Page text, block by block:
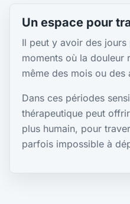
Un espace pour
Il peut y avoir des
moments où la douleur
même des mois ou des
Dans ces périodes
thérapeutique peut
plus humain, pour
parfois impossible à